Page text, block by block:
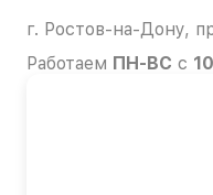
г. Ростов-на-Дону,
Работаем ПН-ВС с